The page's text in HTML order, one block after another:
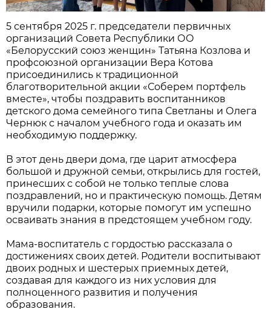
5 сентября 2025 г. председатели первичных
организаций Совета Республики ОО
«Белорусский союз женщин» Татьяна Козлова и
профсоюзной организации Вера Котова
присоединились к традиционной
благотворительной акции «Соберем портфель
вместе», чтобы поздравить воспитанников
детского дома семейного типа Светланы и Олега
Чернюк с началом учебного года и оказать им
необходимую поддержку.
В этот день двери дома, где царит атмосфера
большой и дружной семьи, открылись для гостей,
принесших с собой не только теплые слова
поздравлений, но и практическую помощь. Детям
вручили подарки, которые помогут им успешно
осваивать знания в предстоящем учебном году.
Мама-воспитатель с гордостью рассказала о
достижениях своих детей. Родители воспитывают
двоих родных и шестерых приемных детей,
создавая для каждого из них условия для
полноценного развития и получения
образования.